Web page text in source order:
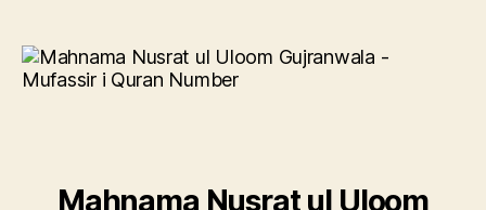
Mahnama Nusrat ul Uloom